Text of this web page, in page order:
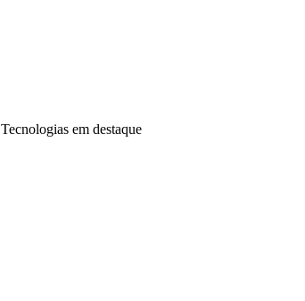
Tecnologias em destaque